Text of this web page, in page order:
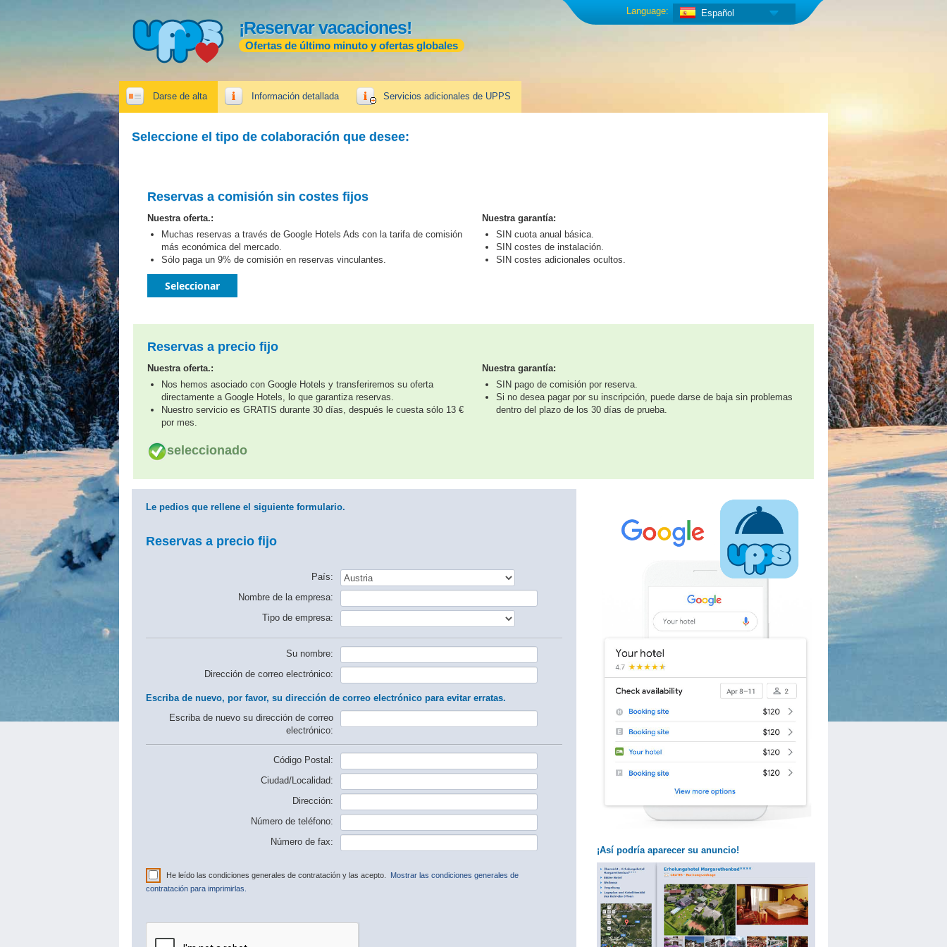
¡Reservar vacaciones!
Ofertas de último minuto y ofertas globales
Español
Language:
Darse de alta Información detallada Servicios adicionales de UPPS
Seleccione el tipo de colaboración que desee:
Reservas a comisión sin costes fijos
Nuestra oferta.:
Muchas reservas a través de Google Hotels Ads con la tarifa de comisión
más económica del mercado.
Sólo paga un 9% de comisión en reservas vinculantes.
Nuestra garantía:
SIN cuota anual básica.
SIN costes de instalación.
SIN costes adicionales ocultos.
Seleccionar
Reservas a precio fijo
Nuestra oferta.:
Nos hemos asociado con Google Hotels y transferiremos su oferta
directamente a Google Hotels, lo que garantiza reservas.
Nuestro servicio es GRATIS durante 30 días, después le cuesta sólo 13 €
por mes.
Nuestra garantía:
SIN pago de comisión por reserva.
Si no desea pagar por su inscripción, puede darse de baja sin problemas
dentro del plazo de los 30 días de prueba.
seleccionado
¡Así podría aparecer su anuncio!
Le pedios que rellene el siguiente formulario.
Reservas a precio fijo
País:
Nombre de la empresa:
Tipo de empresa:
Su nombre:
Dirección de correo electrónico:
Escriba de nuevo, por favor, su dirección de correo electrónico para evitar erratas.
Escriba de nuevo su dirección de correo
electrónico:
Código Postal:
Ciudad/Localidad:
Dirección:
Número de teléfono:
Número de fax:
He leído las condiciones generales de contratación y las acepto.
Mostrar las condiciones generales de
contratación para imprimirlas.